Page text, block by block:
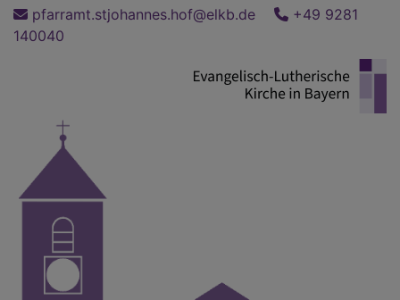
Direkt
zum
pfarramt.stjohannes.hof@elkb.de
+49 9281
140040